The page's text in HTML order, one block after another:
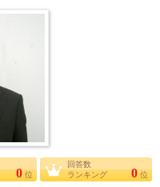
0 位
回答数
ランキング
0 位